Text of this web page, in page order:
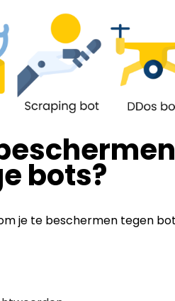
bots?
je te beschermen tegen